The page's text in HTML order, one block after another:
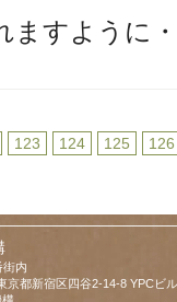
ますように
123 124 125 126
街内
京都新宿区四谷2-14-8 YPCビ